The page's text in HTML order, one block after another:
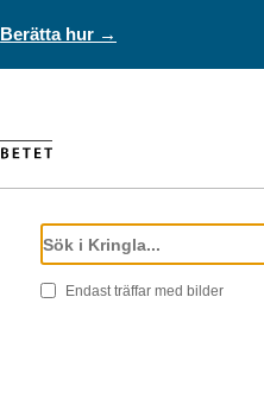
Berätta hur →
Endast träffar med bilder